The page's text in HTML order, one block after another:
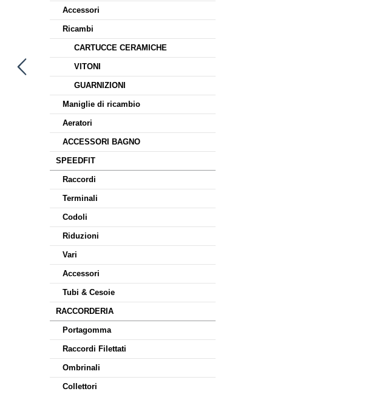
Accessori
Ricambi
CARTUCCE CERAMICHE
VITONI
GUARNIZIONI
Maniglie di ricambio
Aeratori
ACCESSORI BAGNO
SPEEDFIT
Raccordi
Terminali
Codoli
Riduzioni
Vari
Accessori
Tubi & Cesoie
RACCORDERIA
Portagomma
Raccordi Filettati
Ombrinali
Collettori